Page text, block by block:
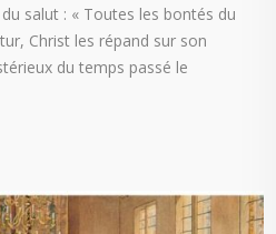
salut : « Toutes les bontés du
Christ les répand sur son
du temps passé le